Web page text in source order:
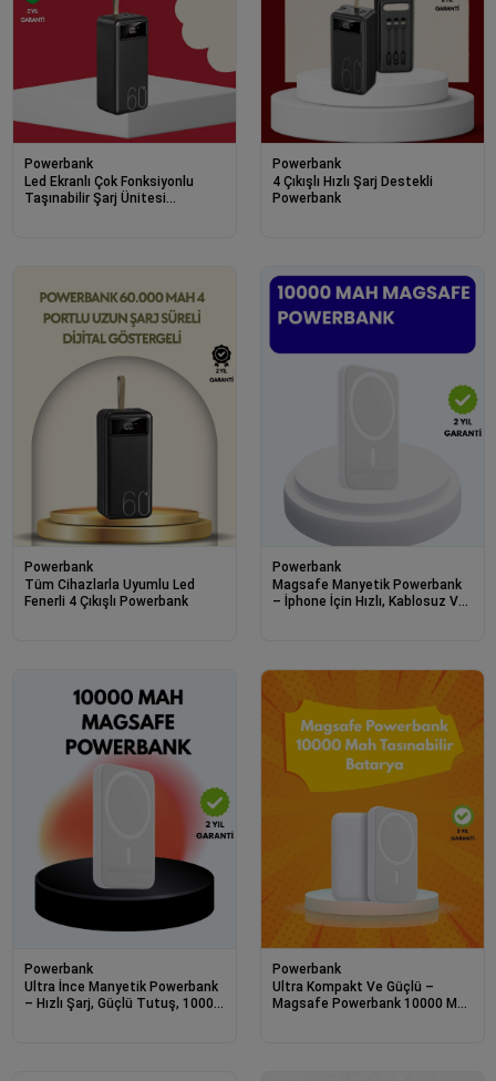
Powerbank
Led Ekranlı Çok Fonksiyonlu
Taşınabilir Şarj Ünitesi
Powerbank
4 Çıkışlı Hızlı Şarj Destekli
Powerbank
Powerbank
Tüm Cihazlarla Uyumlu Led
Fenerli 4 Çıkışlı Powerbank
Powerbank
Magsafe Manyetik Powerbank
– İphone İçin Hızlı, Kablosuz Ve
Powerbank
Ultra İnce Manyetik Powerbank
– Hızlı Şarj, Güçlü Tutuş, 10000
Powerbank
Ultra Kompakt Ve Güçlü –
Magsafe Powerbank 10000 Mah